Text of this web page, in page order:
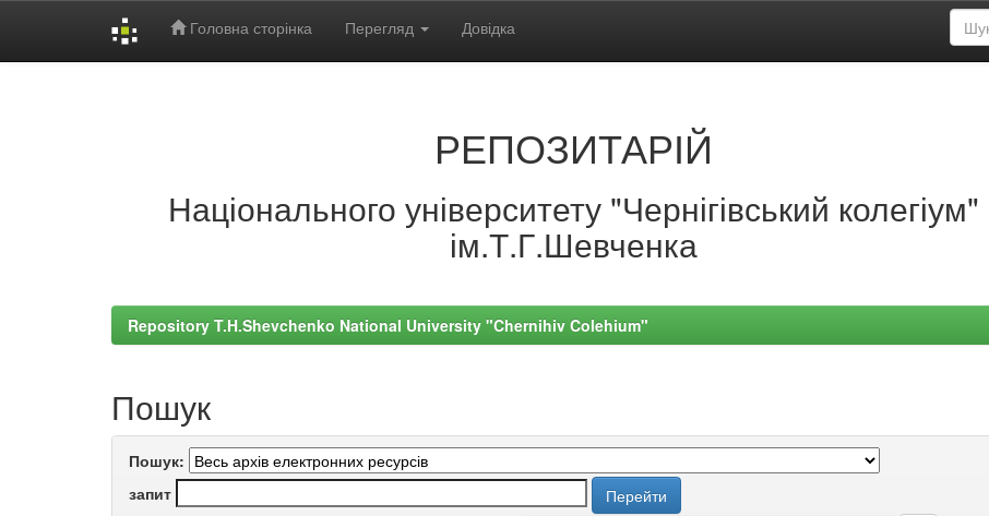
Головна сторінка Перегляд Довідка
РЕПОЗИТАРІЙ
Національного університету "Чернігівський колегіум"
ім.Т.Г.Шевченка
Repository T.H.Shevchenko National University "Chernihiv Colehium"
Пошук
Пошук:
запит